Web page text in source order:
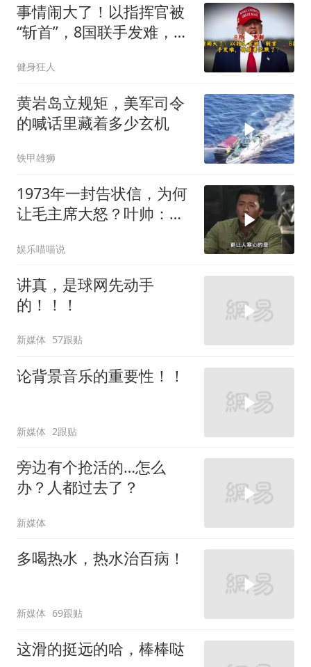
事情闹大了！以指挥官被
“斩首”，8国联手发难，特
健身狂人
黄岩岛立规矩，美军司令
的喊话里藏着多少玄机
铁甲雄狮
1973年一封告状信，为何
让毛主席大怒？叶帅：杀
娱乐喵喵说
讲真，是球网先动手
的！！！
新媒体 57跟贴
论背景音乐的重要性！！
新媒体 2跟贴
旁边有个抢活的…怎么
办？人都过去了？
新媒体
多喝热水，热水治百病！
新媒体 69跟贴
这滑的挺远的哈，棒棒哒